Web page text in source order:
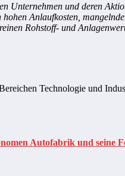
Unternehmen und deren
Anlaufkosten,
Rohstoff- und
Technologie und
Autofabrik und seine